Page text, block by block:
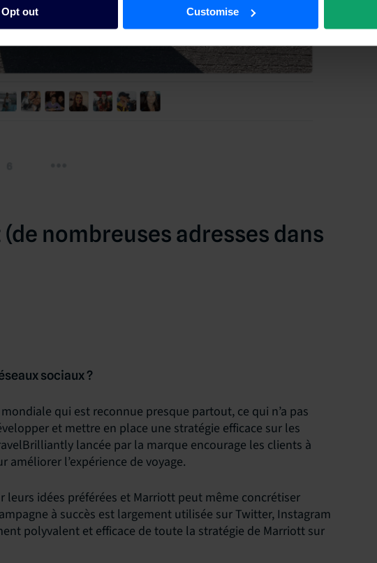
Opt out Customise
nombreuses adresses dans
sociaux ?
qui est reconnue presque partout, ce qui n’a pas
et mettre en place une stratégie efficace sur les
lancée par la marque encourage les clients à
l’expérience de voyage.
idées préférées et Marriott peut même concrétiser
à succès est largement utilisée sur Twitter, Instagram
polyvalent et efficace de toute la stratégie de Marriott sur